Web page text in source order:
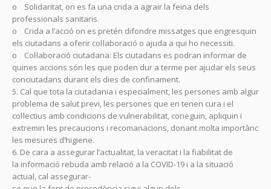
o Solidaritat, on es fa una crida a agrair la feina dels
professionals sanitaris.
o Crida a l’acció on es pretén difondre missatges que engresquin
els ciutadans a oferir col·laboració o ajuda a qui ho necessiti.
o Col·laboració ciutadana: Els ciutadans es podran informar de
quines accions són les que poden dur a terme per ajudar els seus
conciutadans durant els dies de confinament.
5. Cal que tota la ciutadania i especialment, les persones amb algun
problema de salut previ, les persones que en tenen cura i el
col·lectius amb condicions de vulnerabilitat, coneguin, apliquin i
extremin les precaucions i recomanacions, donant molta importància a
les mesures d’higiene.
6. De cara a assegurar l’actualitat, la veracitat i la fiabilitat de
la informació rebuda amb relació a la COVID-19 i a la situació
actual, cal assegurar-